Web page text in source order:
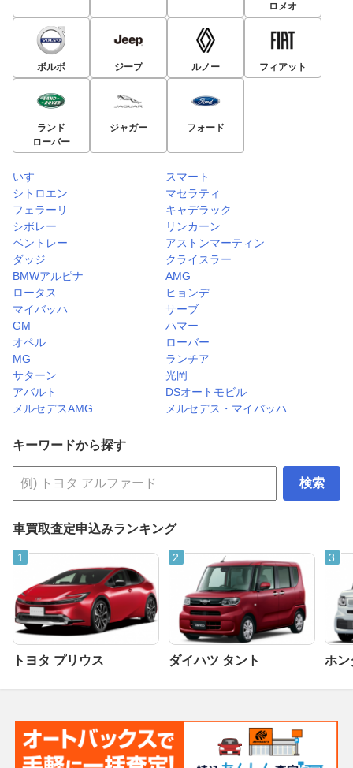
ロメオ
ボルボ ジープ ルノー フィアット
ランド
ローバー
ジャガー フォード
いすゞ
スマート
シトロエン
マセラティ
フェラーリ
キャデラック
シボレー
リンカーン
ベントレー
アストンマーティン
ダッジ
クライスラー
BMWアルピナ
AMG
ロータス
ヒョンデ
マイバッハ
サーブ
GM
ハマー
オペル
ローバー
MG
ランチア
サターン
光岡
アバルト
DSオートモビル
メルセデスAMG
メルセデス・マイバッハ
キーワードから探す
検索
車買取査定申込みランキング
トヨタ プリウス ダイハツ タント ホン